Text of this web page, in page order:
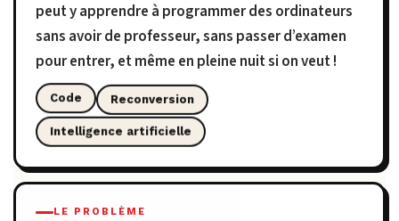
peut y apprendre à programmer des ordinateurs
sans avoir de professeur, sans passer d’examen
pour entrer, et même en pleine nuit si on veut !
Code Reconversion
Intelligence artificielle
LE PROBLÈME